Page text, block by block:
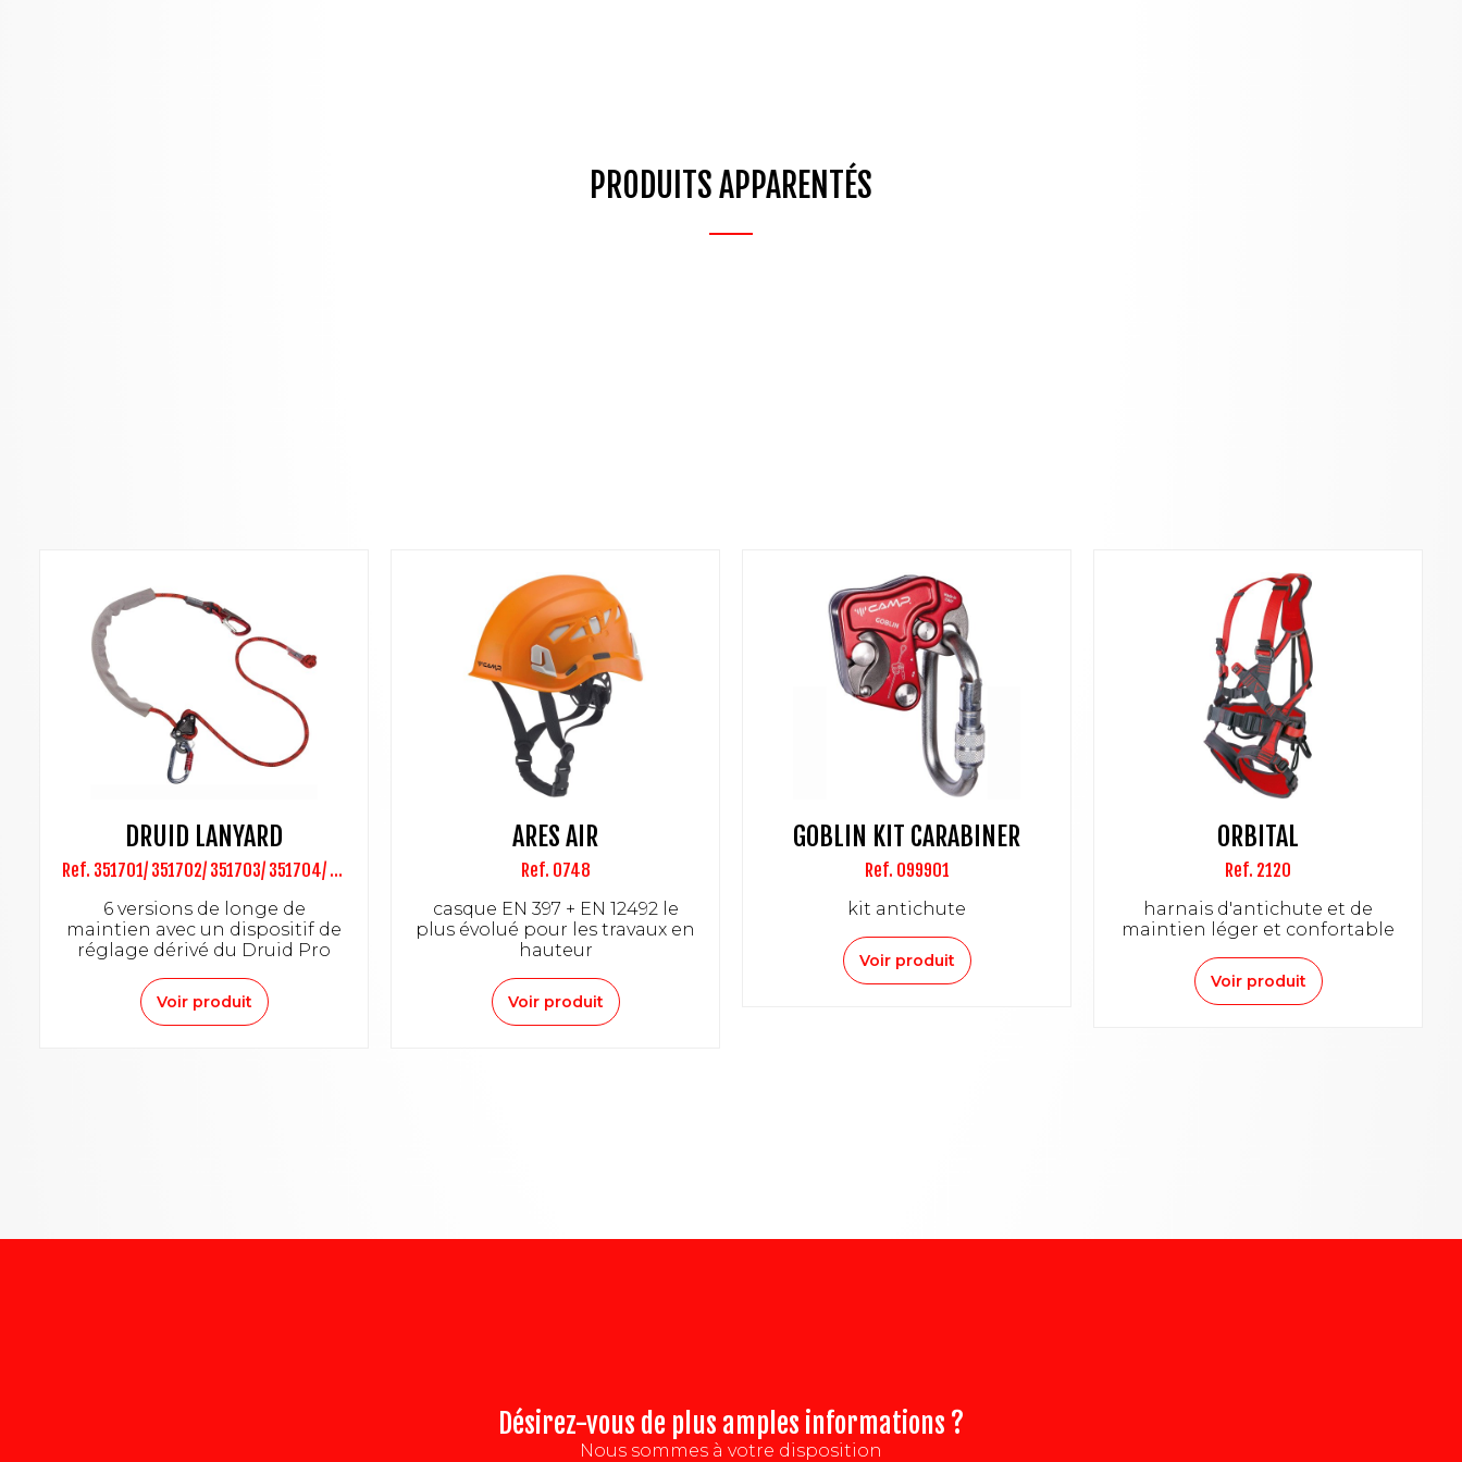
PRODUITS APPARENTÉS
DRUID LANYARD
Ref. 351701/ 351702/ 351703/ 351704/ 351705/ 351706
6 versions de longe de
maintien avec un dispositif de
réglage dérivé du Druid Pro
Voir produit
ARES AIR
Ref. 0748
casque EN 397 + EN 12492 le
plus évolué pour les travaux en
hauteur
Voir produit
GOBLIN KIT CARABINER
Ref. 099901
kit antichute
Voir produit
ORBITAL
Ref. 2120
harnais d'antichute et de
maintien léger et confortable
Voir produit
Désirez-vous de plus amples informations ?
Nous sommes à votre disposition